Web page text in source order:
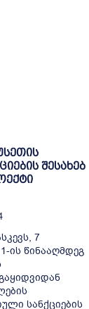
შესახებ
7
ის წინააღმდეგ
სანქციების